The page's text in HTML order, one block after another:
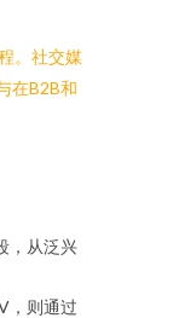
。社交媒
在B2B和
，从泛兴
，则通过